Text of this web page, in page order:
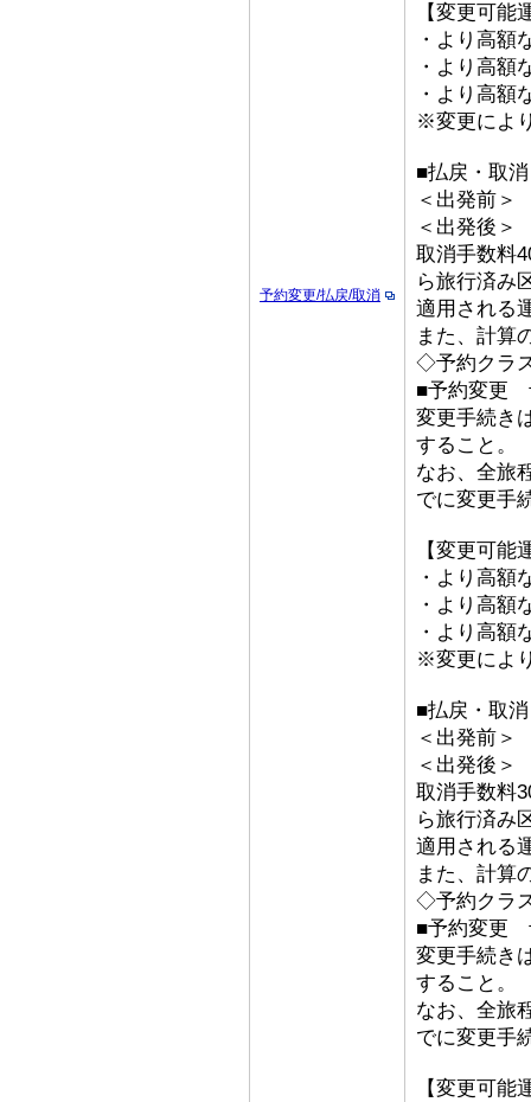
予約変更/払戻/取消
【変更可能
・より高額
・より高額
・より高額
※変更によ
■払戻・取消
＜出発前＞
＜出発後
取消手数料
ら旅行済み
適用される
また、計算
◇予約クラ
■予約変更
変更手続き
すること。
なお、全旅
でに変更手
【変更可能
・より高額
・より高額
・より高額
※変更によ
■払戻・取消
＜出発前＞
＜出発後
取消手数料
ら旅行済み
適用される
また、計算
◇予約クラ
■予約変更
変更手続き
すること。
なお、全旅
でに変更手
【変更可能